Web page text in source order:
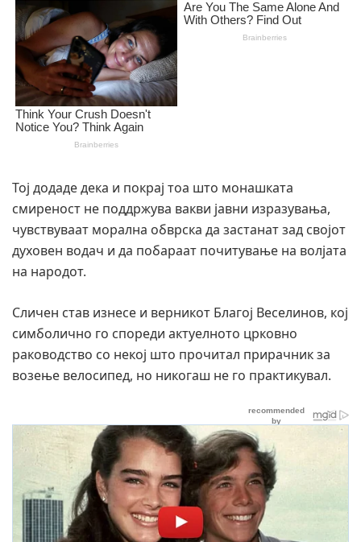
Тој додаде дека и покрај тоа што монашката
смиреност не поддржува вакви јавни изразувања,
чувствуваат морална обврска да застанат зад својот
духовен водач и да побараат почитување на волјата
на народот.
Сличен став изнесе и верникот Благој Веселинов, кој
симболично го спореди актуелното црковно
раководство со некој што прочитал прирачник за
возење велосипед, но никогаш не го практикувал.